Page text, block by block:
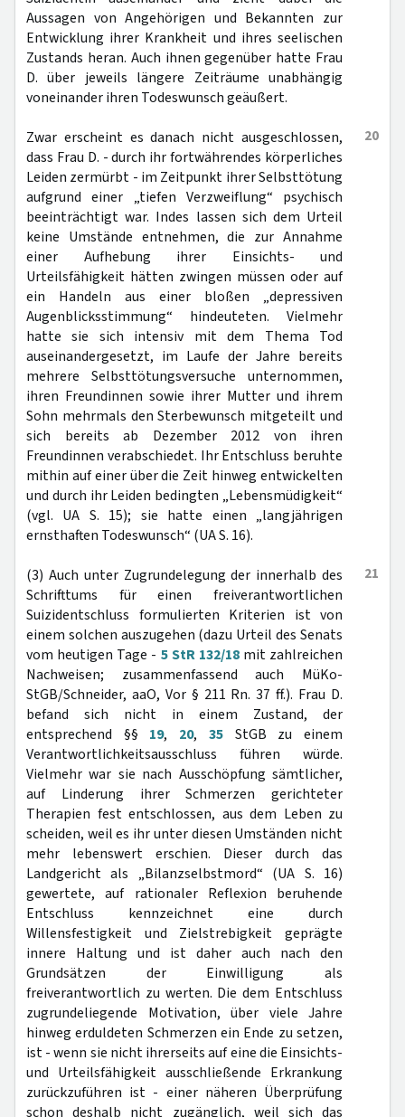
Aussagen von Angehörigen und Bekannten zur
Entwicklung ihrer Krankheit und ihres seelischen
Zustands heran. Auch ihnen gegenüber hatte Frau
D. über jeweils längere Zeiträume unabhängig
voneinander ihren Todeswunsch geäußert.
20
Zwar erscheint es danach nicht ausgeschlossen,
dass Frau D. - durch ihr fortwährendes körperliches
Leiden zermürbt - im Zeitpunkt ihrer Selbsttötung
aufgrund einer „tiefen Verzweiflung“ psychisch
beeinträchtigt war. Indes lassen sich dem Urteil
keine Umstände entnehmen, die zur Annahme
einer Aufhebung ihrer Einsichts- und
Urteilsfähigkeit hätten zwingen müssen oder auf
ein Handeln aus einer bloßen „depressiven
Augenblicksstimmung“ hindeuteten. Vielmehr
hatte sie sich intensiv mit dem Thema Tod
auseinandergesetzt, im Laufe der Jahre bereits
mehrere Selbsttötungsversuche unternommen,
ihren Freundinnen sowie ihrer Mutter und ihrem
Sohn mehrmals den Sterbewunsch mitgeteilt und
sich bereits ab Dezember 2012 von ihren
Freundinnen verabschiedet. Ihr Entschluss beruhte
mithin auf einer über die Zeit hinweg entwickelten
und durch ihr Leiden bedingten „Lebensmüdigkeit“
(vgl. UA S. 15); sie hatte einen „langjährigen
ernsthaften Todeswunsch“ (UA S. 16).
21
(3) Auch unter Zugrundelegung der innerhalb des
Schrifttums für einen freiverantwortlichen
Suizidentschluss formulierten Kriterien ist von
einem solchen auszugehen (dazu Urteil des Senats
vom heutigen Tage - 5 StR 132/18mit zahlreichen
Nachweisen; zusammenfassend auch MüKo-
StGB/Schneider, aaO, Vor § 211 Rn. 37 ff.). Frau D.
befand sich nicht in einem Zustand, der
entsprechend §§ 19, 20, 35StGB zu einem
Verantwortlichkeitsausschluss führen würde.
Vielmehr war sie nach Ausschöpfung sämtlicher,
auf Linderung ihrer Schmerzen gerichteter
Therapien fest entschlossen, aus dem Leben zu
scheiden, weil es ihr unter diesen Umständen nicht
mehr lebenswert erschien. Dieser durch das
Landgericht als „Bilanzselbstmord“ (UA S. 16)
gewertete, auf rationaler Reflexion beruhende
Entschluss kennzeichnet eine durch
Willensfestigkeit und Zielstrebigkeit geprägte
innere Haltung und ist daher auch nach den
Grundsätzen der Einwilligung als
freiverantwortlich zu werten. Die dem Entschluss
zugrundeliegende Motivation, über viele Jahre
hinweg erduldeten Schmerzen ein Ende zu setzen,
ist - wenn sie nicht ihrerseits auf eine die Einsichts-
und Urteilsfähigkeit ausschließende Erkrankung
zurückzuführen ist - einer näheren Überprüfung
schon deshalb nicht zugänglich, weil sich das